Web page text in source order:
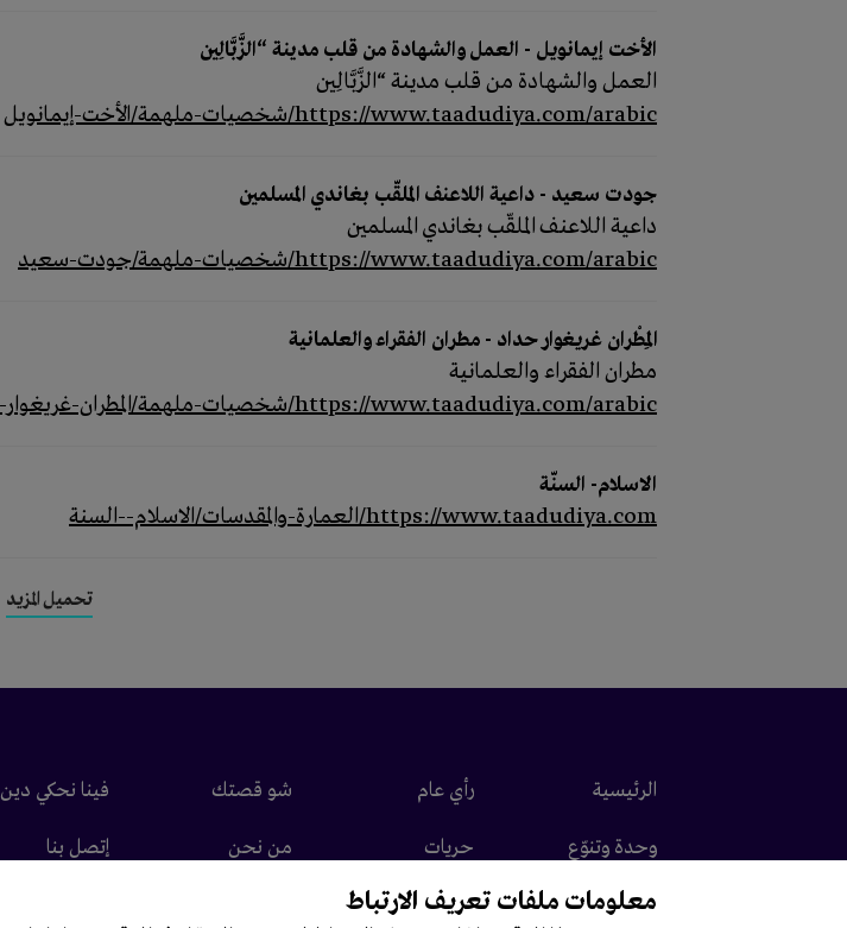
الأخت إيمانويل - العمل والشهادة من قلب مدينة “الزَّبَّالِين
العمل والشهادة من قلب مدينة “الزَّبَّالِين
https://www.taadudiya.com/arabic/شخصيات-ملهمة/الأخت-إيمانويل
جودت سعيد - داعية اللاعنف الملقّب بغاندي المسلمين
داعية اللاعنف الملقّب بغاندي المسلمين
https://www.taadudiya.com/arabic/شخصيات-ملهمة/جودت-سعيد
المِطْران غريغوار حداد - مطران الفقراء والعلمانية
مطران الفقراء والعلمانية
https://www.taadudiya.com/arabic/شخصيات-ملهمة/المطران-غريغوار-حداد
الاسلام- السنّة
https://www.taadudiya.com/العمارة-والمقدسات/الاسلام--السنة
تحميل المزيد
الرئيسية رأي عام شو قصتك فينا نحكي دين
وحدة وتنوّع حريات من نحن إتصل بنا
معلومات ملفات تعريف الارتباط